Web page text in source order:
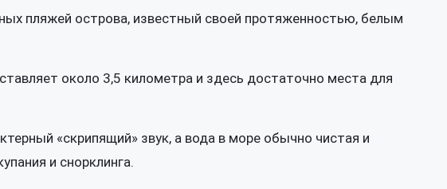
пляжей острова, известный своей протяженностью, белым
около 3,5 километра и здесь достаточно места для
«скрипящий» звук, а вода в море обычно чистая и
и снорклинга.